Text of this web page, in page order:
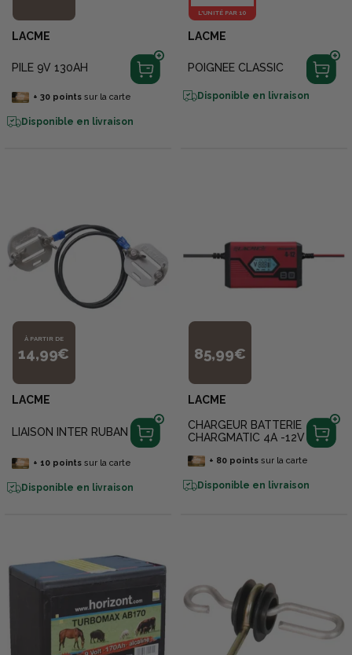
LACME
PILE 9V 130AH
+ 30pointssur la carte
Disponible en livraison
L'UNITÉ PAR 10
LACME
POIGNEE CLASSIC
Disponible en livraison
À PARTIR DE
14,99€
LACME
LIAISON INTER RUBAN
+ 10pointssur la carte
Disponible en livraison
85,99€
LACME
CHARGEUR BATTERIE
CHARGMATIC 4A -12V
+ 80pointssur la carte
Disponible en livraison